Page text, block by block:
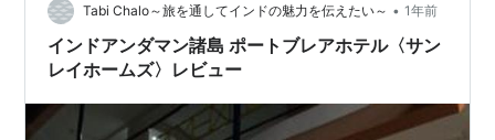
Tabi Chalo～旅を通してインドの魅力を伝えたい～ • 1年前
インドアンダマン諸島 ポートブレアホテル〈サン
レイホームズ〉レビュー